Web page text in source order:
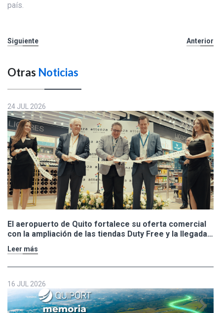
país.
Siguiente Anterior
Otras Noticias
24 JUL 2026
El aeropuerto de Quito fortalece su oferta comercial
con la ampliación de las tiendas Duty Free y la llegada
Leer más
16 JUL 2026